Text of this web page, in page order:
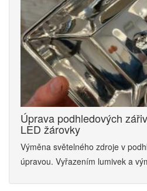
Úprava podhledových
LED žárovky
Výměna světelného zdroje v
úpravou. Vyřazením lumivek a